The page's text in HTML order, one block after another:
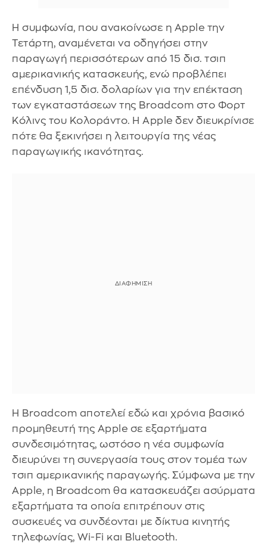
Η συμφωνία, που ανακοίνωσε η Apple την
Τετάρτη, αναμένεται να οδηγήσει στην
παραγωγή περισσότερων από 15 δισ. τσιπ
αμερικανικής κατασκευής, ενώ προβλέπει
επένδυση 1,5 δισ. δολαρίων για την επέκταση
των εγκαταστάσεων της Broadcom στο Φορτ
Κόλινς του Κολοράντο. Η Apple δεν διευκρίνισε
πότε θα ξεκινήσει η λειτουργία της νέας
παραγωγικής ικανότητας.
Η Broadcom αποτελεί εδώ και χρόνια βασικό
προμηθευτή της Apple σε εξαρτήματα
συνδεσιμότητας, ωστόσο η νέα συμφωνία
διευρύνει τη συνεργασία τους στον τομέα των
τσιπ αμερικανικής παραγωγής. Σύμφωνα με την
Apple, η Broadcom θα κατασκευάζει ασύρματα
εξαρτήματα τα οποία επιτρέπουν στις
συσκευές να συνδέονται με δίκτυα κινητής
τηλεφωνίας, Wi-Fi και Bluetooth.